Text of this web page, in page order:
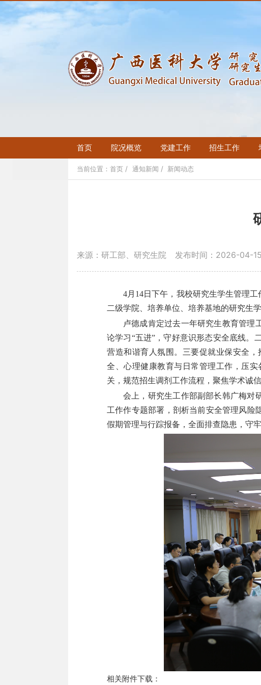
首页 院况概览 党建工作 招生工作
当前位置：首页 通知新闻 新闻动态
来源：研工部、研究生院 发布时间：2026-04-15
4月 14日下午，我校研究生学生管理
二级学院、培养单位、培养基地的研究生
卢德成肯定过去一年研究生教育管理
论学习“五进”，守好意识形态安全底线。
营造和谐育人氛围。三要促就业保安全
全、心理健康教育与日常管理工作，压
关，规范招生调剂工作流程，聚焦学术诚
会上，研究生工作部副部长韩广梅对
工作作专题部署，剖析当前安全管理风险
假期管理与行踪报备，全面排查隐患，守牢
相关附件下载：